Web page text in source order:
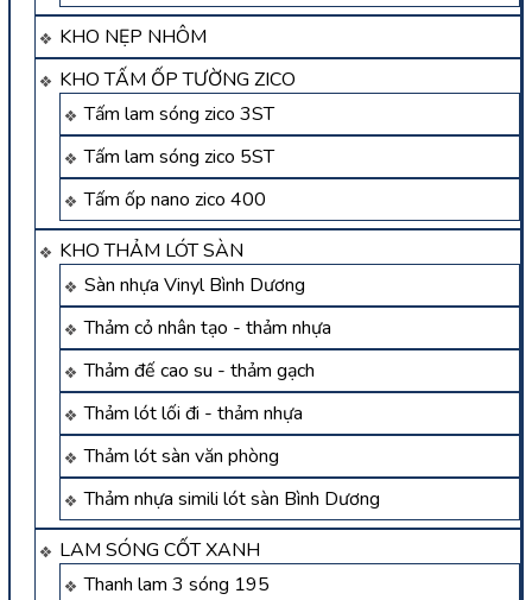
KHO NẸP NHÔM
KHO TẤM ỐP TƯỜNG ZICO
Tấm lam sóng zico 3ST
Tấm lam sóng zico 5ST
Tấm ốp nano zico 400
KHO THẢM LÓT SÀN
Sàn nhựa Vinyl Bình Dương
Thảm cỏ nhân tạo - thảm nhựa
Thảm đế cao su - thảm gạch
Thảm lót lối đi - thảm nhựa
Thảm lót sàn văn phòng
Thảm nhựa simili lót sàn Bình Dương
LAM SÓNG CỐT XANH
Thanh lam 3 sóng 195